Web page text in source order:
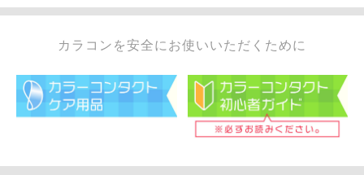
カラコンを安全にお使いいただくために